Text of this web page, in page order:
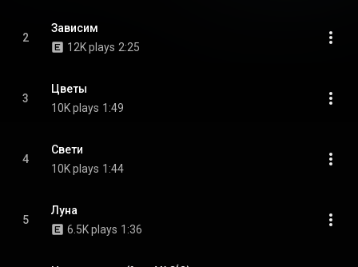
2
Зависим
12K plays 2:25
3
Цветы
10K plays 1:49
4
Свети
10K plays 1:44
5
Луна
6.5K plays 1:36